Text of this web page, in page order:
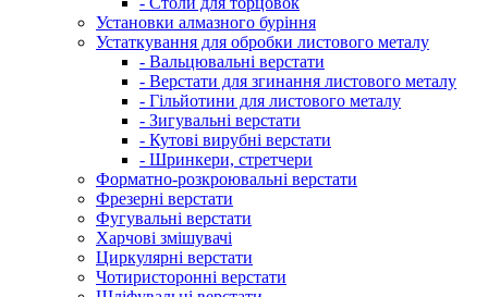
Установки алмазного буріння
Устаткування для обробки листового металу
- Вальцювальні верстати
- Верстати для згинання листового металу
- Гільйотини для листового металу
- Зигувальні верстати
- Кутові вирубні верстати
- Шринкери, стретчери
Форматно-розкроювальні верстати
Фрезерні верстати
Фугувальні верстати
Харчові змішувачі
Циркулярні верстати
Чотиристоронні верстати